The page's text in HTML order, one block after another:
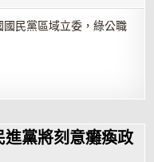
民黨區域立委，綠公職
黨將刻意癱瘓政